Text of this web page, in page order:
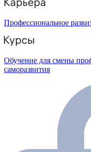
Профессиональное
Обучение для смены
саморазвития